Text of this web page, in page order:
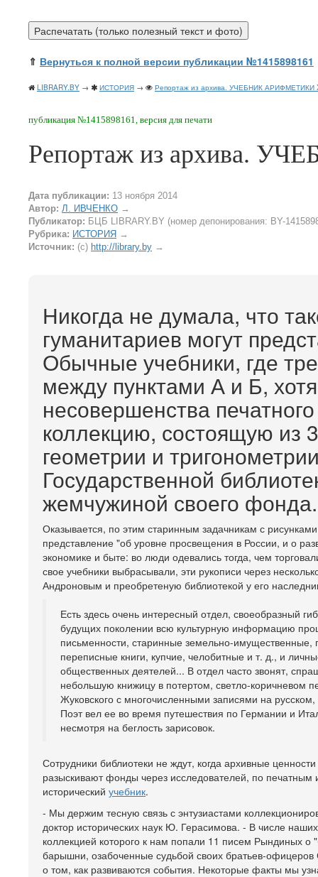
⇑ Вернуться к полной версии публикации №1415898161
LIBRARY.BY → ИСТОРИЯ → Репортаж из архива. УЧЕБНИК АРИФМЕТИКИ
публикация №1415898161, версия для печати
Репортаж из архива.
Дата публикации: 13 ноября 2014
Автор: Л. ИВЧЕНКО →
Публикатор: БЦБ LIBRARY.BY (номер депонирования: BY-
Рубрика: ИСТОРИЯ →
Источник: (c) http://library.by →
Никогда не думала, что
гуманитариев могут
Обычные учебники, где
между пунктами А и Б,
несовершенства
коллекцию, состоящую из
геометрии и
Государственной
жемчужиной своего фонда.
Оказывается, по этим старинным задачникам с
представление "об уровне просвещения в России, и о
экономике и быте: во люди одевались тогда, чем
свое учебники выбрасывали, эти рукописи через
Андроновым и преобретеную библиотекой у его
Есть здесь очень интересный отдел, своеобразный
будущих поколении всю культурную информацию
письменности, старинные земельно-
переписные книги, купчие, челобитные и т. д., и
общественных деятелей... В отдел часто звонят,
небольшую книжицу в потертом, светло-коричневом
Жуковского с многочисленными записями на
Поэт вел ее во время путешествия по Германии и
несмотря на беглость зарисовок.
Сотрудники библиотеки не ждут, когда архивные
разыскивают фонды через исследователей, по
исторический учебник.
- Мы держим тесную связь с энтузиастами
доктор исторических наук Ю. Герасимова. - В числе
коллекцией которого к нам попали 11 писем Рындиных о
барышни, озабоченные судьбой своих братьев-
о том, как развиваются события. Некоторые факты мы